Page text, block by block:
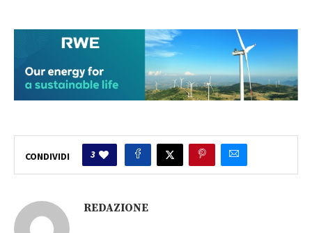
CONDIVIDI 3
REDAZIONE